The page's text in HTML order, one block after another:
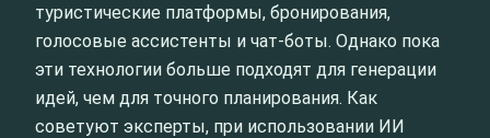
туристические платформы, бронирования,
голосовые ассистенты и чат-боты. Однако пока
эти технологии больше подходят для генерации
идей, чем для точного планирования. Как
советуют эксперты, при использовании ИИ